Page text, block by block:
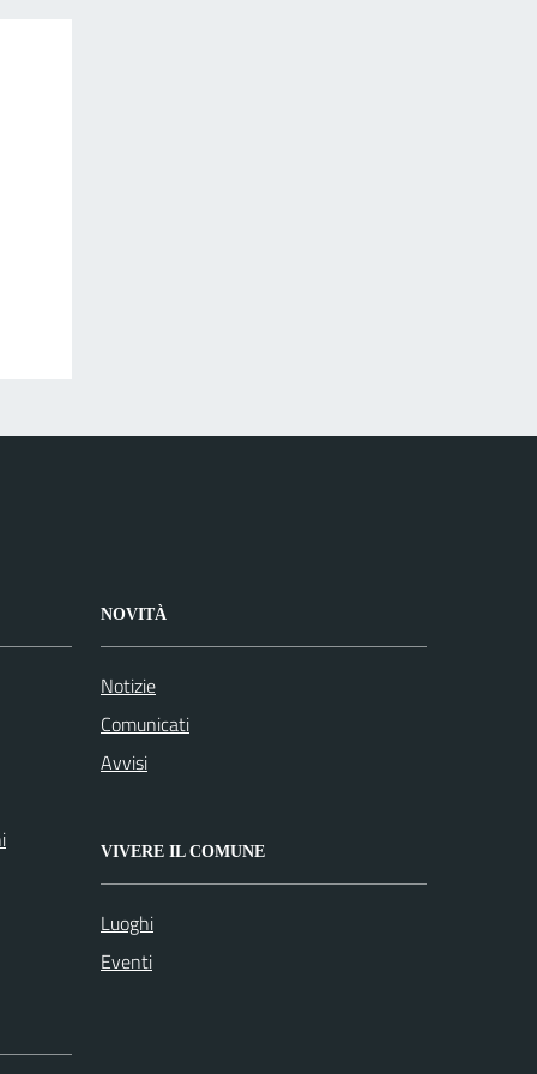
NOVITÀ
Notizie
Comunicati
Avvisi
VIVERE IL COMUNE
Luoghi
Eventi